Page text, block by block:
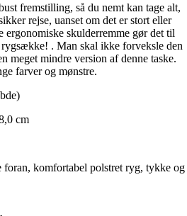
fremstilling, så du nemt kan tage alt,
rejse, uanset om det er stort eller
ergonomiske skulderremme gør det til
. Man skal ikke forveksle den
meget mindre version af denne taske.
farver og mønstre.
cm
foran, komfortabel polstret ryg, tykke og